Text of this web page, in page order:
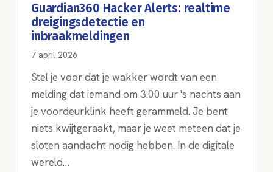
Guardian360 Hacker Alerts: realtime
dreigingsdetectie en
inbraakmeldingen
7 april 2026
Stel je voor dat je wakker wordt van een
melding dat iemand om 3.00 uur 's nachts aan
je voordeurklink heeft gerammeld. Je bent
niets kwijtgeraakt, maar je weet meteen dat je
sloten aandacht nodig hebben. In de digitale
wereld…